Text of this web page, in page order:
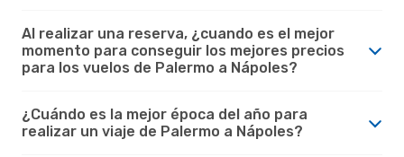
Al realizar una reserva, ¿cuando es el mejor
momento para conseguir los mejores precios
para los vuelos de Palermo a Nápoles?
¿Cuándo es la mejor época del año para
realizar un viaje de Palermo a Nápoles?